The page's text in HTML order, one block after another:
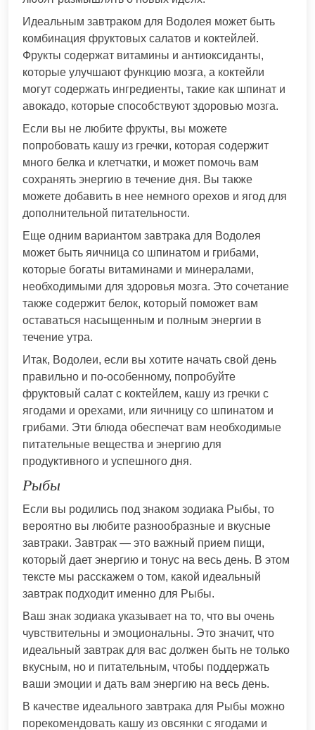
Идеальным завтраком для Водолея может быть
комбинация фруктовых салатов и коктейлей.
Фрукты содержат витамины и антиоксиданты,
которые улучшают функцию мозга, а коктейли
могут содержать ингредиенты, такие как шпинат и
авокадо, которые способствуют здоровью мозга.
Если вы не любите фрукты, вы можете
попробовать кашу из гречки, которая содержит
много белка и клетчатки, и может помочь вам
сохранять энергию в течение дня. Вы также
можете добавить в нее немного орехов и ягод для
дополнительной питательности.
Еще одним вариантом завтрака для Водолея
может быть яичница со шпинатом и грибами,
которые богаты витаминами и минералами,
необходимыми для здоровья мозга. Это сочетание
также содержит белок, который поможет вам
оставаться насыщенным и полным энергии в
течение утра.
Итак, Водолеи, если вы хотите начать свой день
правильно и по-особенному, попробуйте
фруктовый салат с коктейлем, кашу из гречки с
ягодами и орехами, или яичницу со шпинатом и
грибами. Эти блюда обеспечат вам необходимые
питательные вещества и энергию для
продуктивного и успешного дня.
Рыбы
Если вы родились под знаком зодиака Рыбы, то
вероятно вы любите разнообразные и вкусные
завтраки. Завтрак — это важный прием пищи,
который дает энергию и тонус на весь день. В этом
тексте мы расскажем о том, какой идеальный
завтрак подходит именно для Рыбы.
Ваш знак зодиака указывает на то, что вы очень
чувствительны и эмоциональны. Это значит, что
идеальный завтрак для вас должен быть не только
вкусным, но и питательным, чтобы поддержать
ваши эмоции и дать вам энергию на весь день.
В качестве идеального завтрака для Рыбы можно
порекомендовать кашу из овсянки с ягодами и